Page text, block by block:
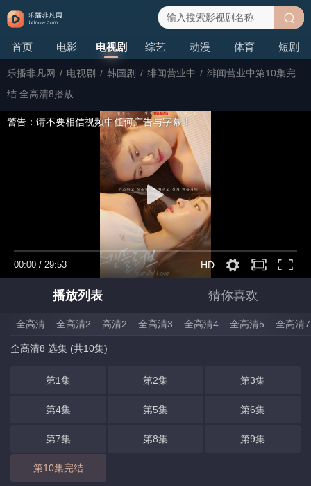
首页 电影 电视剧 综艺 动漫 体育 短剧
搜
乐播非凡网 / 电视剧 / 韩国剧 / 绯闻营业中 / 绯闻营业中第10集完
结 全高清8播放
00:00 / 29:53 HD
警告：请不要相信视频中任何广告与字幕！
播放列表 猜你喜欢
全高清 全高清2 高清2 全高清3 全高清4 全高清5 全高清7
全高清8 选集 (共10集)
第1集 第2集 第3集
第4集 第5集 第6集
第7集 第8集 第9集
第10集完结